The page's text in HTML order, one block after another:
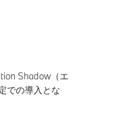
Shadow（エ
での導入とな